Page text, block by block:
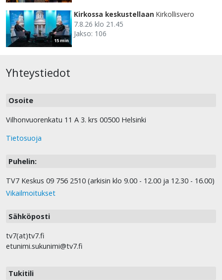
15 min
Kirkossa keskustellaan Kirkollisvero
7.8.26 klo 21.45
Jakso: 106
Yhteystiedot
Osoite
Vilhonvuorenkatu 11 A 3. krs 00500 Helsinki
Tietosuoja
Puhelin:
TV7 Keskus 09 756 2510 (arkisin klo 9.00 - 12.00 ja 12.30 - 16.00)
Vikailmoitukset
Sähköposti
tv7(at)tv7.fi
etunimi.sukunimi@tv7.fi
Tukitili